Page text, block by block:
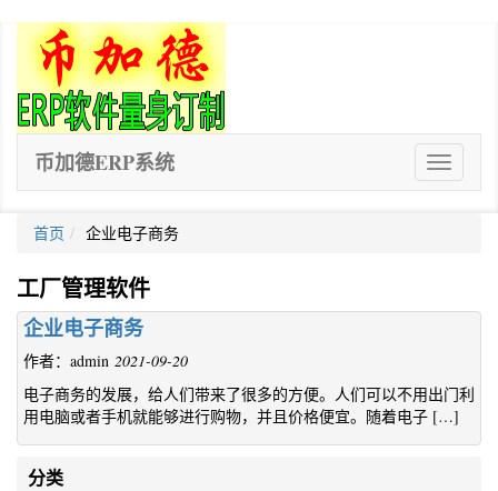
ERP
软
币加德ERP系统
首页 企业电子商务
工厂管理软件
企业电子商务
作者：admin 2021-09-20
电子商务的发展，给人们带来了很多的方便。人们可以不用出门利
用电脑或者手机就能够进行购物，并且价格便宜。随着电子 […]
分类